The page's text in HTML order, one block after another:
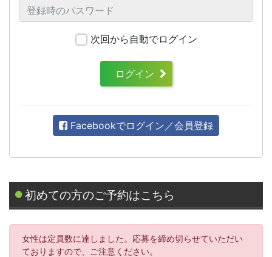
次回から自動でログイン
ログイン
Facebookでログイン／会員登録
初めての方のご予約はこちら
女性は定員数に達しました。応募を締め切らせていただい
ておりますので、ご注意ください。